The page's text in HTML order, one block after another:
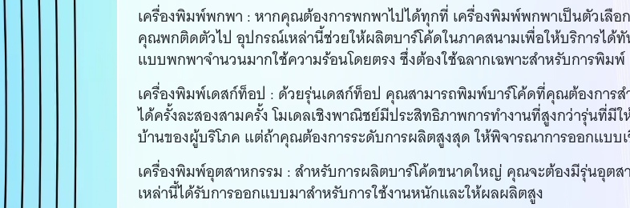
เครื่องพิมพ์พกพา : หากคุณต้องการพกพาไปได้ทุกที่ เครื่องพิมพ์พกพาเป็นตัวเลือ
คุณพกติดตัวไป อุปกรณ์เหล่านี้ช่วยให้ผลิตบาร์โค้ดในภาคสนามเพื่อให้บริการได้
แบบพกพาจำนวนมากใช้ความร้อนโดยตรง ซึ่งต้องใช้ฉลากเฉพาะสำหรับการพิมพ์
เครื่องพิมพ์เดสก์ท็อป : ด้วยรุ่นเดสก์ท็อป คุณสามารถพิมพ์บาร์โค้ดที่คุณต้องการส
ได้ครั้งละสองสามครั้ง โมเดลเชิงพาณิชย์มีประสิทธิภาพการทำงานที่สูงกว่ารุ่นที่มี
บ้านของผู้บริโภค แต่ถ้าคุณต้องการระดับการผลิตสูงสุด ให้พิจารณาการออกแบบ
เครื่องพิมพ์อุตสาหกรรม : สำหรับการผลิตบาร์โค้ดขนาดใหญ่ คุณจะต้องมีรุ่นอุตส
เหล่านี้ได้รับการออกแบบมาสำหรับการใช้งานหนักและให้ผลผลิตสูง